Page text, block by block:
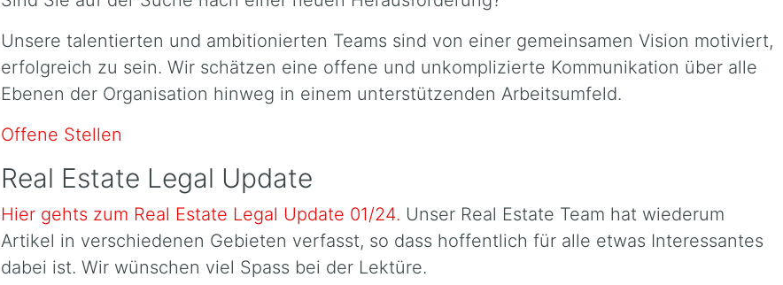
Unsere talentierten und ambitionierten Teams sind von einer gemeinsamen Vision motiviert,
erfolgreich zu sein. Wir schätzen eine offene und unkomplizierte Kommunikation über alle
Ebenen der Organisation hinweg in einem unterstützenden Arbeitsumfeld.
Offene Stellen
Real Estate Legal Update
Hier gehts zum Real Estate Legal Update 01/24. Unser Real Estate Team hat wiederum
Artikel in verschiedenen Gebieten verfasst, so dass hoffentlich für alle etwas Interessantes
dabei ist. Wir wünschen viel Spass bei der Lektüre.